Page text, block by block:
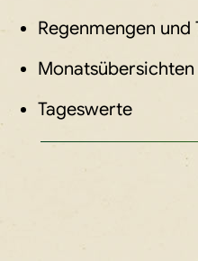
Regenmengen
Monatsübersichten
Tageswerte